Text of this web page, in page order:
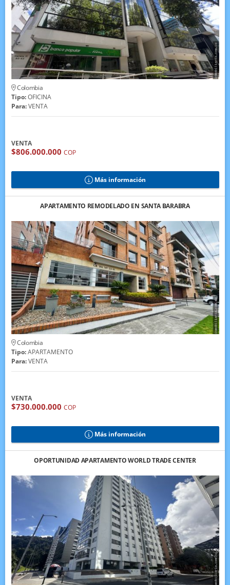
Colombia
Tipo:OFICINA
Para:VENTA
VENTA
$806.000.000 COP
Más información
APARTAMENTO REMODELADO EN SANTA BARABRA
Colombia
Tipo:APARTAMENTO
Para:VENTA
VENTA
$730.000.000 COP
Más información
OPORTUNIDAD APARTAMENTO WORLD TRADE CENTER